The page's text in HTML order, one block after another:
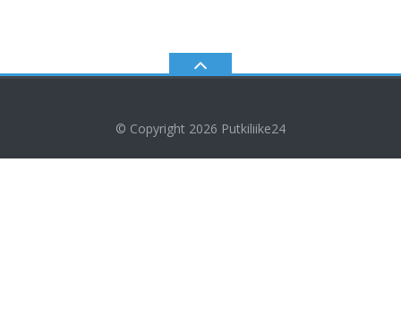
© Copyright 2026 Putkiliike24